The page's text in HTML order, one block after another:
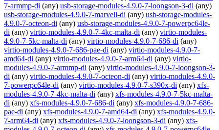
7-armmp-di (any) usb-storage-modules-4.9.0-7-loongson-3-di (any)
usb-storage-modules-4.9.0-7-marvell-di (any) usb-storage-modules-
4.9.0-7-octeon-di (any) usb-storage-modules-4.9.0-7-powerpc64le-
di (any) virtio-modules-4.9.0-7-4kc-malta-di (any) virtio-modules-
4.9.0-7-5kc-malta-di (any) virtio-modules-4.9.0-7-686-di (any)
virtio-modules-4.9.0-7-686-pae-di (any) virtio-modules-4.9.0-7-
amd64-di (any) virtio-modules-4.9.0-7-arm64-di (any) virtio-
modules-4.9.0-7-armmp-di (any) virtio-modules-4.9.0-7-loongson-3-
di (any) virtio-modules-4.9.0-7-octeon-di (any) virtio-modules-4.9.0-
7-powerpc64le-di (any) virtio-modules-4.9.0-7-s390x-di (any) xfs-
modules-4.9.0-7-4kc-malta-di (any) xfs-modules-4.9.0-7-5kc-malta-
di (any) xfs-modules-4.9.0-7-686-di (any) xfs-modules-4.9.0-7-686-
pae-di (any) xfs-modules-4.9.0-7-amd64-di (any) xfs-modules-4.9.0-
7-arm64-di (any) xfs-modules-4.9.0-7-loongson-3-di (any) xfs-